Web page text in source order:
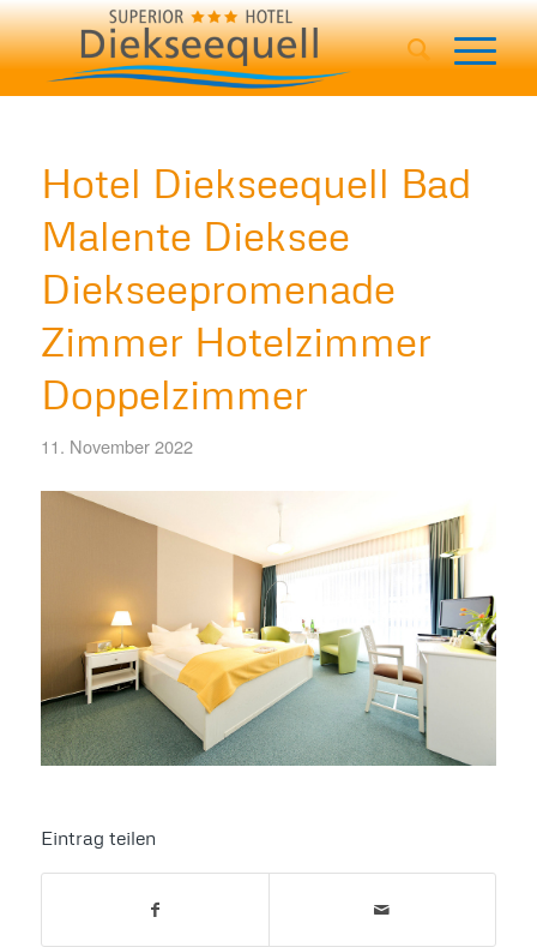
Hotel Diekseequell Bad
Malente Dieksee
Diekseepromenade
Zimmer Hotelzimmer
Doppelzimmer
11. November 2022
Eintrag teilen